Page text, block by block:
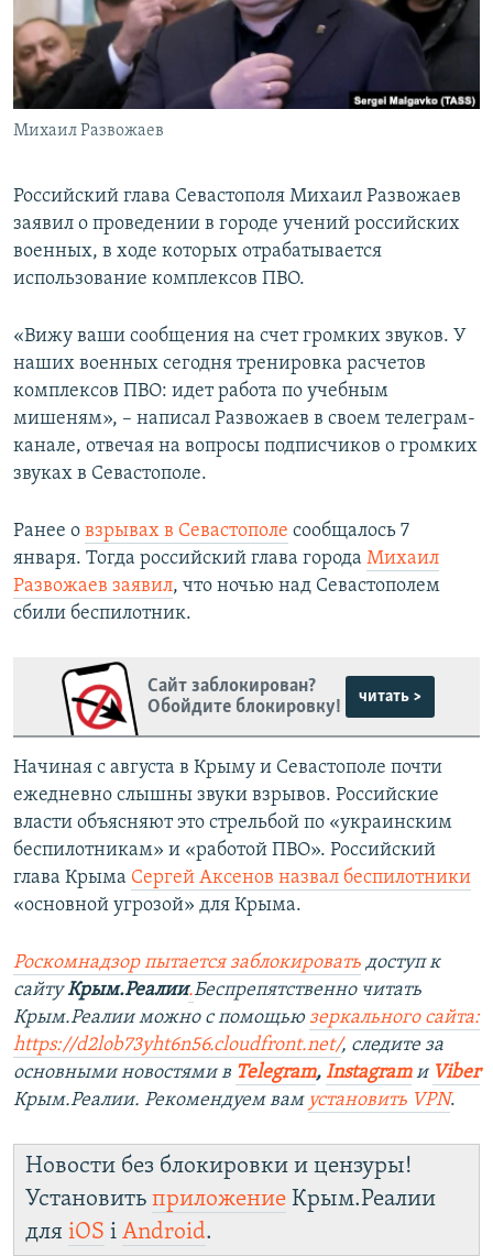
ПОБЕДИТЕЛЕЙ НЕ СУДЯТ?
КРЫМ.НЕПОКОРЕННЫЙ
ELIFBE
УКРАИНСКАЯ ПРОБЛЕМА КРЫМА
ПРИСОЕДИНЯЙТЕСЬ!
Михаил Развожаев
Российский глава Севастополя Михаил Развожаев
заявил о проведении в городе учений российских
военных, в ходе которых отрабатывается
использование комплексов ПВО.
«Вижу ваши сообщения на счет громких звуков. У
наших военных сегодня тренировка расчетов
комплексов ПВО: идет работа по учебным
мишеням», – написал Развожаев в своем телеграм-
канале, отвечая на вопросы подписчиков о громких
звуках в Севастополе.
Ранее о взрывах в Севастополе сообщалось 7
января. Тогда российский глава города Михаил
Развожаев заявил, что ночью над Севастополем
сбили беспилотник.
Сайт заблокирован?
Обойдите блокировку!
читать >
Начиная с августа в Крыму и Севастополе почти
ежедневно слышны звуки взрывов. Российские
власти объясняют это стрельбой по «украинским
беспилотникам» и «работой ПВО». Российский
глава Крыма Сергей Аксенов назвал беспилотники
«основной угрозой» для Крыма.
Роскомнадзор пытается заблокировать доступ к
сайтуКрым.Реалии.Беспрепятственно читать
Крым.Реалии можно с помощью зеркального сайта:
https://d2lob73yht6n56.cloudfront.net/, следите за
основными новостями в Telegram, Instagramи Viber
Крым.Реалии. Рекомендуем вам установить VPN.
Новости без блокировки и цензуры!
Установить приложение Крым.Реалии
для iOS і Android.